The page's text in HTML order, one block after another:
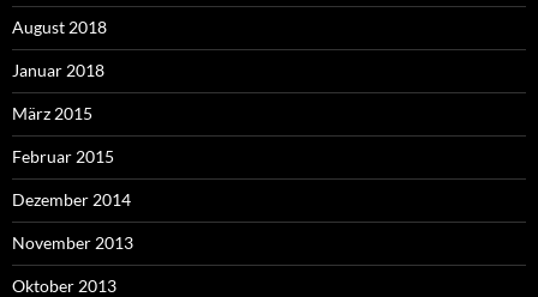
August 2018
Januar 2018
März 2015
Februar 2015
Dezember 2014
November 2013
Oktober 2013